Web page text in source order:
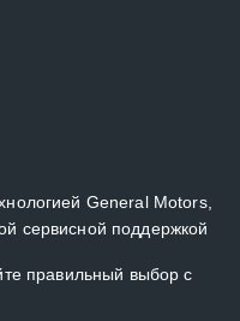
General Motors,
сервисной поддержкой
правильный выбор с